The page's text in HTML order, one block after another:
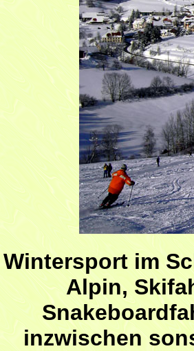
Wintersport im
Alpin,
inzwischen